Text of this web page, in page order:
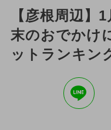
【彦根周辺】
末のおでかけ
ットランキン